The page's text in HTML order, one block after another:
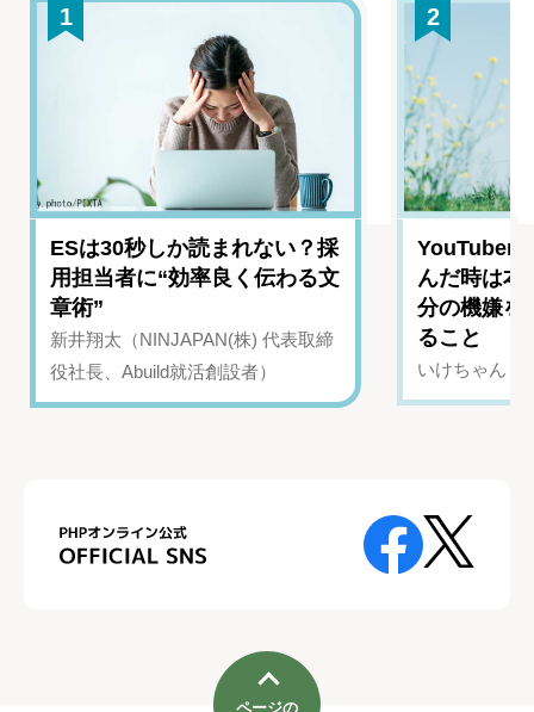
1
ESは30秒しか読まれない？採
用担当者に“効率良く伝わる文
章術”
新井翔太（NINJAPAN(株) 代表取締
役社長、Abuild就活創設者）
2
YouTuber
んだ時は
分の機嫌を
ること
いけちゃん（
ページの